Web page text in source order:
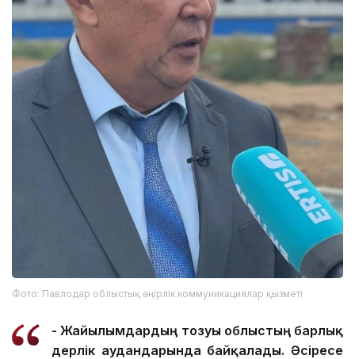
Фото: Павлодар облыстық өңірлік коммуникациялар қызметі
- Жайылымдардың тозуы облыстың барлық
дерлік аудандарында байқалады. Әсіресе